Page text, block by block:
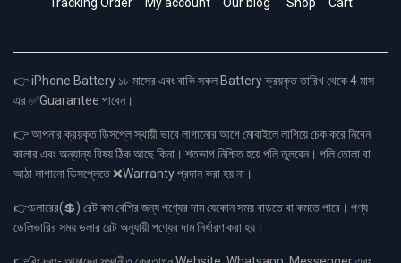
Tracking Order My account Our blog Shop Cart
👉 iPhone Battery ১৮ মাসের এবং বাকি সকল Battery ক্রয়কৃত তারিখ থেকে 4 মাস
এর ✅Guarantee পাবেন।
👉 আপনার ক্রয়কৃত ডিসপ্লে স্থায়ী ভাবে লাগানোর আগে মোবাইলে লাগিয়ে চেক করে নিবেন
কালার এবং অন্যান্য বিষয় ঠিক আছে কিনা। শতভাগ নিশ্চিত হয়ে পলি তুলবেন। পলি তোলা বা
আঠা লাগানো ডিসপ্লেতে ❌Warranty প্রদান করা হয় না।
👉ডলারের(💲) রেট কম বেশির জন্য পণ্যের দাম যেকোন সময় বাড়তে বা কমতে পারে। পণ্য
ডেলিভারির সময় ডলার রেট অনুযায়ী পণ্যের দাম নির্ধারণ করা হয়।